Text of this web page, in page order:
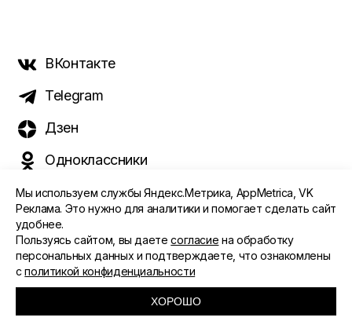
ВКонтакте
Telegram
Дзен
Одноклассники
©️ 2015 - 2026 Интернет-журнал «Морс». Все права
защищены
ПОЛИТИКА ОБРАБОТКИ ПЕРСОНАЛЬНЫХ ДАННЫХ
СОГЛАСИЕ ПОЛЬЗОВАТЕЛЯ
Мы используем службы Яндекс.Метрика, AppMetrica, VK
Реклама. Это нужно для аналитики и помогает сделать сайт
удобнее.
Пользуясь сайтом, вы даетесогласие на обработку
персональных данных и подтверждаете, что ознакомлены
сполитикой конфиденциальности
ХОРОШО